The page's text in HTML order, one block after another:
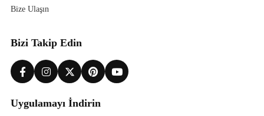
Bize Ulaşın
Bizi Takip Edin
Uygulamayı İndirin